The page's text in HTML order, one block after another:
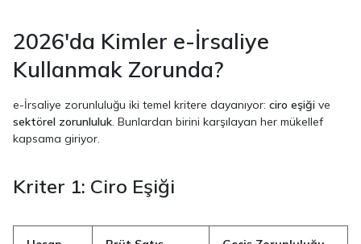
2026'da Kimler e-İrsaliye
Kullanmak Zorunda?
e-İrsaliye zorunluluğu iki temel kritere dayanıyor: ciro eşiği ve
sektörel zorunluluk. Bunlardan birini karşılayan her mükellef
kapsama giriyor.
Kriter 1: Ciro Eşiği